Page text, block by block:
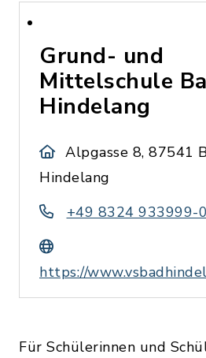
Grund- und
Mittelschule
Hindelang
Alpgasse 8, 87541
Hindelang
+49 8324 933999-0
https://
Für Schülerinnen und